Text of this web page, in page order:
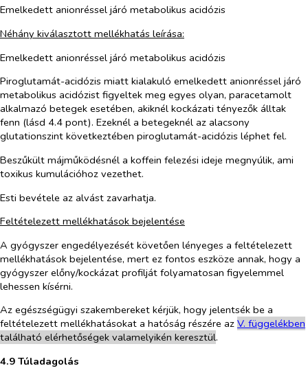
Emelkedett anionréssel járó metabolikus acidózis
Néhány kiválasztott mellékhatás leírása:
Emelkedett anionréssel járó metabolikus acidózis
Piroglutamát-acidózis miatt kialakuló emelkedett anionréssel járó
metabolikus acidózist figyeltek meg egyes olyan, paracetamolt
alkalmazó betegek esetében, akiknél kockázati tényezők álltak
fenn (lásd 4.4 pont). Ezeknél a betegeknél az alacsony
glutationszint következtében piroglutamát-acidózis léphet fel.
Beszűkült májműködésnél a koffein felezési ideje megnyúlik, ami
toxikus kumulációhoz vezethet.
Esti bevétele az alvást zavarhatja.
Feltételezett mellékhatások bejelentése
A gyógyszer engedélyezését követően lényeges a feltételezett
mellékhatások bejelentése, mert ez fontos eszköze annak, hogy a
gyógyszer előny/kockázat profilját folyamatosan figyelemmel
lehessen kísérni.
Az egészségügyi szakembereket kérjük, hogy jelentsék be a
feltételezett mellékhatásokat a hatóság részére az V. függelékben
található elérhetőségek valamelyikén keresztül.
4.9 Túladagolás